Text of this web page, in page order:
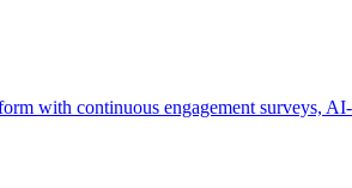
with continuous engagement surveys,